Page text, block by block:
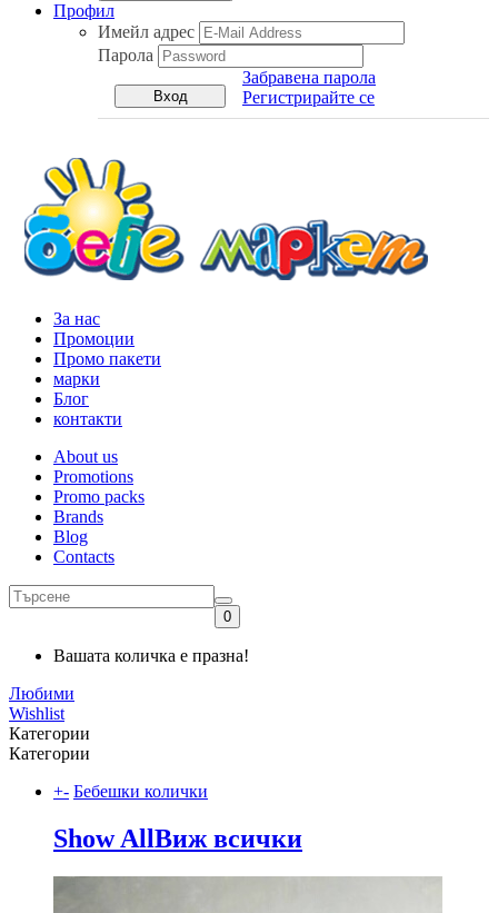
Профил
Имейл адрес
Парола
Забравена парола
Регистрирайте се
За нас
Промоции
Промо пакети
марки
Блог
контакти
About us
Promotions
Promo packs
Brands
Blog
Contacts
0
Вашата количка е празна!
Любими
Wishlist
Категории
Категории
+- Бебешки колички
Show AllВиж всички